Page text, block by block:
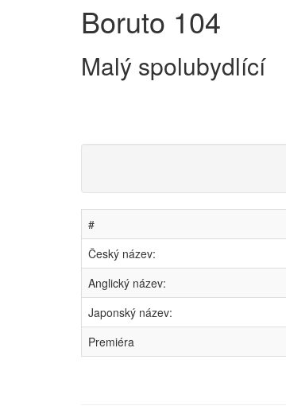
Boruto 104
Malý spolubydlící
#
Český název:
Anglický název:
Japonský název:
Premiéra